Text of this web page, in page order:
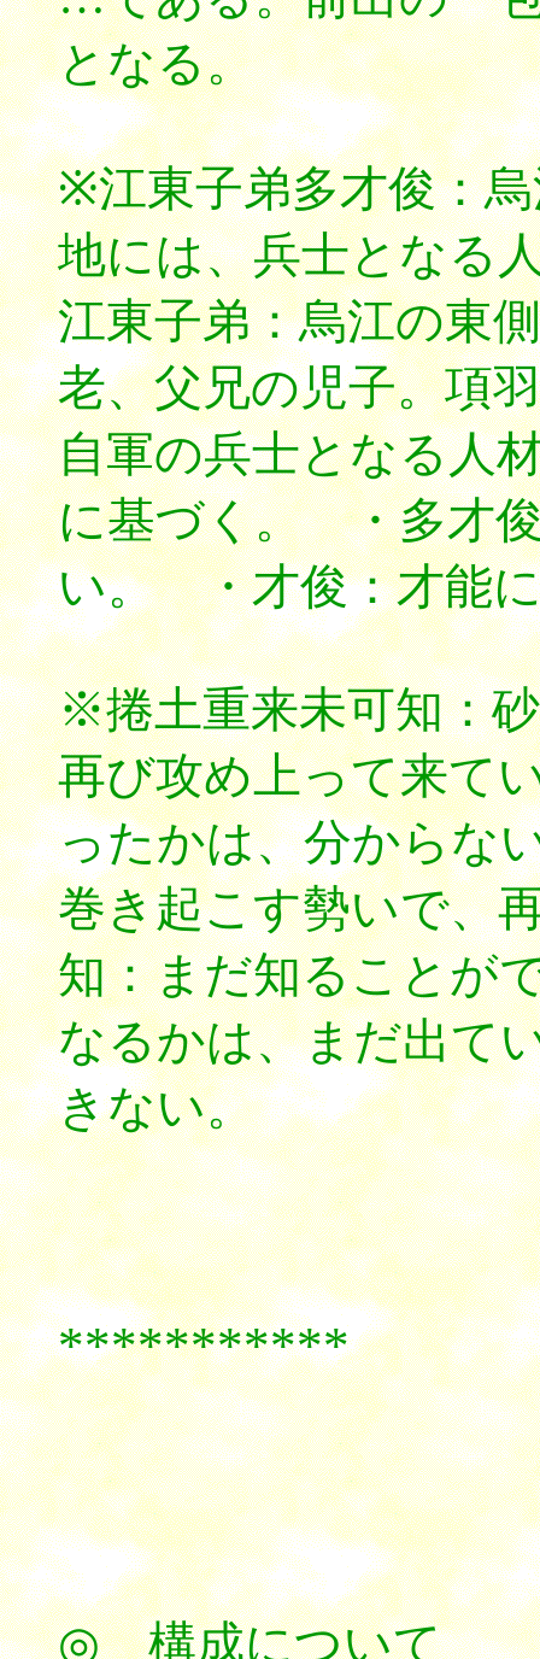
となる。
※江東子弟多才俊：
地には、兵士となる
江東子弟：烏江の東
老、父兄の児子。項
自軍の兵士となる人
に基づく。 ・多才
い。 ・才俊：才能
※捲土重来未可知：
再び攻め上って来て
ったかは、分からな
巻き起こす勢いで、
知：まだ知ることが
なるかは、まだ出て
きない。
***********
◎ 構成について